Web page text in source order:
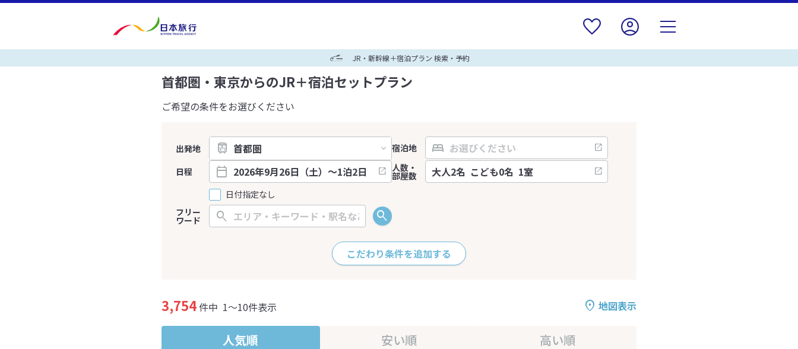
JR・新幹線＋宿泊プラン 検索・予約
首都圏・東京からのJR＋宿泊セットプラン
ご希望の条件をお選びください
出発地
宿泊地
日程
日付指定なし
人数・
部屋数
フリー
ワード
こだわり条件を追加する
地図表示
3,754件中 1～10件表示
人気順 安い順 高い順